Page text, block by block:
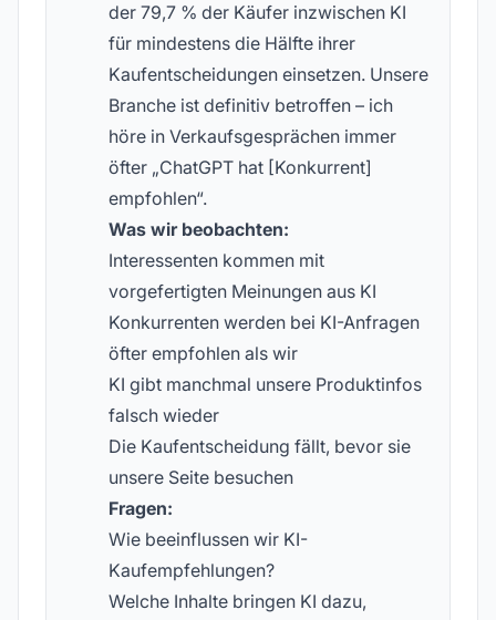
der 79,7 % der Käufer inzwischen KI
für mindestens die Hälfte ihrer
Kaufentscheidungen einsetzen. Unsere
Branche ist definitiv betroffen – ich
höre in Verkaufsgesprächen immer
öfter „ChatGPT hat [Konkurrent]
empfohlen“.
Was wir beobachten:
Interessenten kommen mit
vorgefertigten Meinungen aus KI
Konkurrenten werden bei KI-Anfragen
öfter empfohlen als wir
KI gibt manchmal unsere Produktinfos
falsch wieder
Die Kaufentscheidung fällt, bevor sie
unsere Seite besuchen
Fragen:
Wie beeinflussen wir KI-
Kaufempfehlungen?
Welche Inhalte bringen KI dazu,